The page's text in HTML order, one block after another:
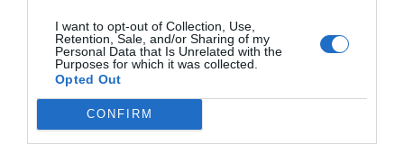
I want to opt-out of Collection, Use,
Retention, Sale, and/or Sharing of my
Personal Data that Is Unrelated with the
Purposes for which it was collected.
Opted Out
CONFIRM